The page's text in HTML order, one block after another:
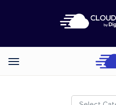
Categories